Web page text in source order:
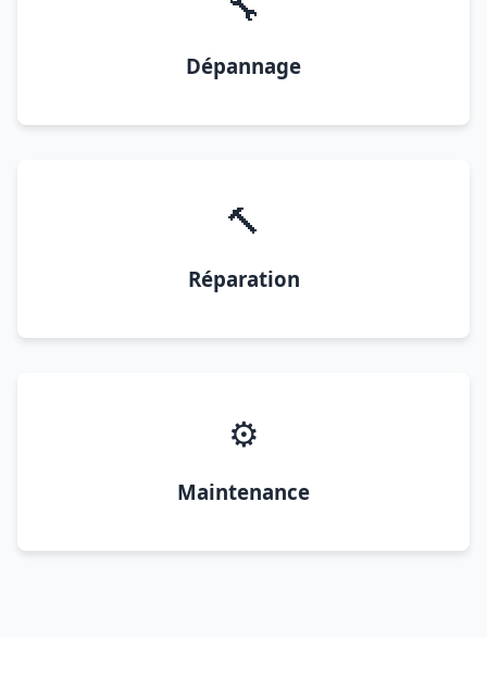
Dépannage
🔨
Réparation
⚙️
Maintenance